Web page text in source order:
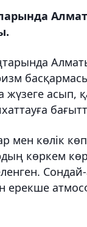
Алматы
асып,
мен көлік
көркем
ерекше